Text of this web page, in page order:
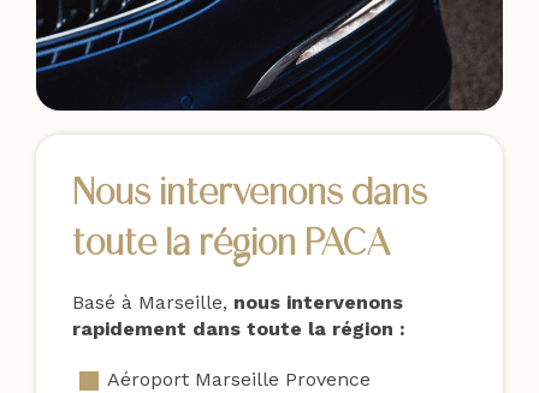
Nous intervenons dans
toute la région PACA
Basé à Marseille, nous intervenons
rapidement dans toute la région :
Aéroport Marseille Provence